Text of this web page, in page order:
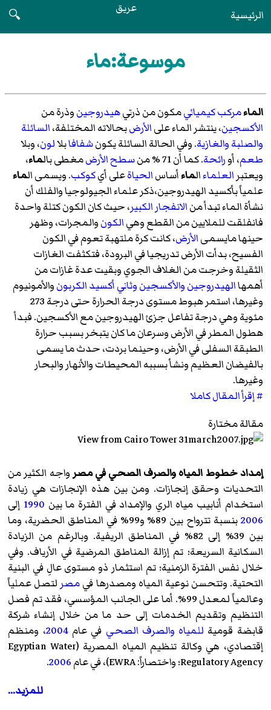
الرئيسية عريق
🔍
موسوعة:ماء
الماءمركب كيميائيمكون من ذرتيهيدروجينوذرة من
الأكسجين، ينتشر الماء علىالأرضبحالاته المختلفة،السائلة
والصلبةوالغازية. وفي الحالة السائلة يكونشفافابلالون، وبلا
طعم، أورائحة. كما أن 71 % من سطح الأرضمغطى بالماء،
ويعتبر العلماءالماءأساسالحياةعلى أيكوكب. ويسمى الماء
علمياً بأكسيد الهيدروجين،ذكر علماء الجيولوجيا والفلك أن
نشأة الماء تبدأ منالانفجار الكبير، حيث كان الكون كتلة واحدة
فانفلقت للملايين من القطع وهيالكونوالمجرات، وظهر
حينها مايسمىالأرض، كانت كرة ملتهبة تعوم في الكون
الفسيح، بدأت الأرض تدريجيا في البرودة، فتكثفت الغازات
الثقيلة وخرجت من الغلاف الجوي وبقيت عدة غازات من
أهمهاالهيدروجينوالأكسجينوثاني أكسيد الكربونوالأمونيوم
وغيرها، استمر هبوط مستوى درجة الحرارة حتى درجة 273
مئوية وهي درجة تفاعل جزئ الهيدروجين مع الأكسجين. فبدأ
هطول المطر في الأرض وسرعان ما كان يتبخر بسبب حرارة
الطبقة السفلى في الأرض، وحينما بردت، حدث ما يسمى
بالفيضان العظيم ونشأ بسببه المحيطات والأنهار والبحار
وغيرها.
# إقرأ المقال كاملا
مقالة مختارة
إمداد خطوط المياه والصرف الصحي في مصرواجه الكثير من
التحديات وحقق إنجازات. ومن بين هذه الإنجازات هي زيادة
استخدام أنابيب مياه الري والإمداد في الفترة ما بين 1990 إلى
2006
بنسبة تترواح بين 89% و99% في المناطق الحضرية، وما
بين 39% إلى 82% في المناطق الريفية. وبالرغم من الزيادة
السكانية السريعة؛ تم إزالة المناطق المرضية في الأرياف. وفي
خلال نفس الفترة الزمنية؛ تم استثمار ذو مستوى عالِ في البنية
التحتية. وتتحسن نوعية المياه ومصدرها فيمصر لتصل عملياً
وعالمياً لمعدل 99%. أما على الجانب المؤسسي، فقد تم فصل
التنظيم وتقديم الخدمات إلى حد ما من خلال إنشاء شركة
قابضة قومية للمياه والصرف الصحي في عام2004، ومنظم
إقتصادي، هي وكالة تنظيم المياه المصرية (Egyptian Water
Regulatory Agency؛ واختصاراً: EWRA
)‏، في عام2006
.
للمزيد...